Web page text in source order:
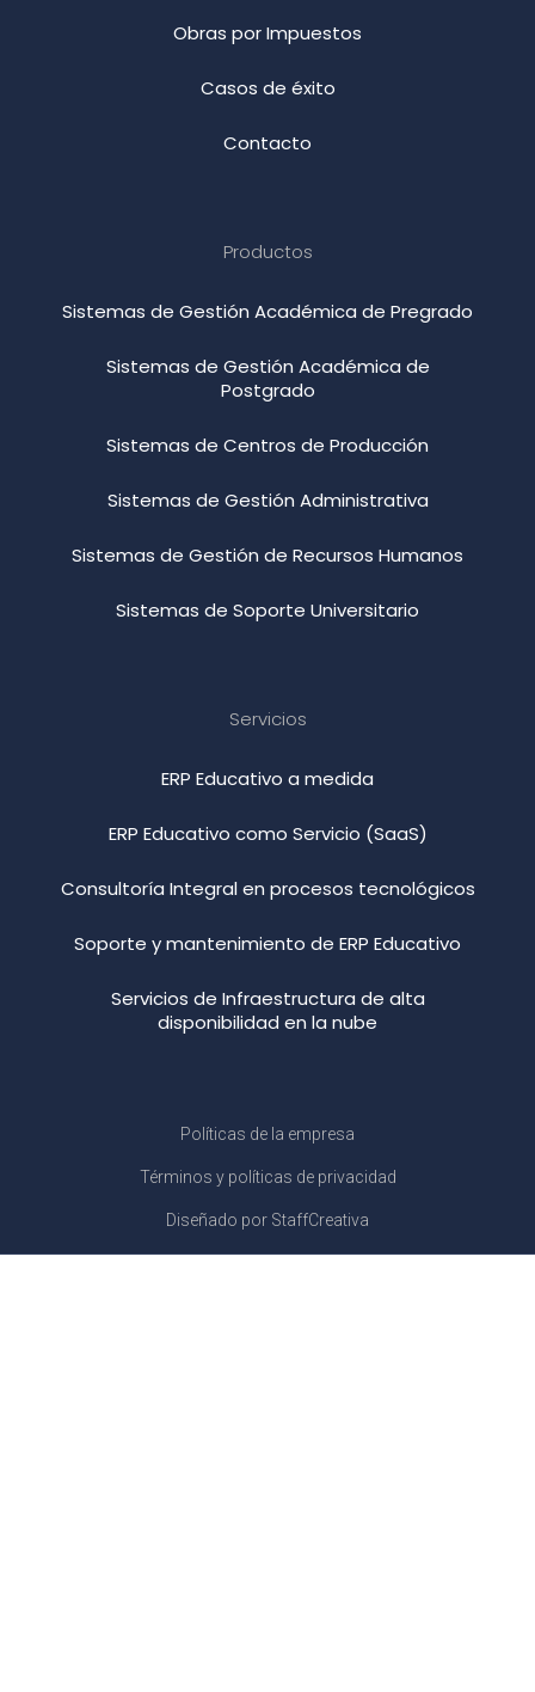
Obras por Impuestos
Casos de éxito
Contacto
Productos
Sistemas de Gestión Académica de Pregrado
Sistemas de Gestión Académica de
Postgrado
Sistemas de Centros de Producción
Sistemas de Gestión Administrativa
Sistemas de Gestión de Recursos Humanos
Sistemas de Soporte Universitario
Servicios
ERP Educativo a medida
ERP Educativo como Servicio (SaaS)
Consultoría Integral en procesos tecnológicos
Soporte y mantenimiento de ERP Educativo
Servicios de Infraestructura de alta
disponibilidad en la nube
Políticas de la empresa
Términos y políticas de privacidad
Diseñado por StaffCreativa